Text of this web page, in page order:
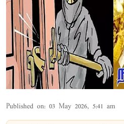
Published on: 03 May 2026, 5:41 am